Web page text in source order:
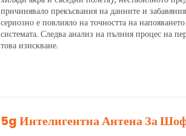
причинявало прекъсвания на данните и
сериозно е повлияло на точността на
системата. Следва анализ на пълния процес на
това изискване.
5g Интелигентна Антена За